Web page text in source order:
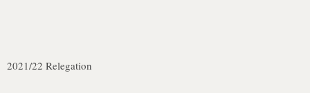
2021/22 Relegation